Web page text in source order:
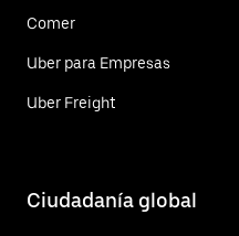
Comer
Uber para Empresas
Uber Freight
Ciudadanía global